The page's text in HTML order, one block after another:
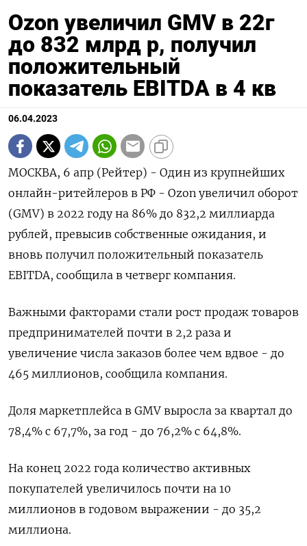
Ozon увеличил GMV в 22г
до 832 млрд р, получил
положительный
показатель EBITDA в 4 кв
06.04.2023
МОСКВА, 6 апр (Рейтер) - Один из крупнейших
онлайн-ритейлеров в РФ - Ozon увеличил оборот
(GMV) в 2022 году на 86% до 832,2 миллиарда
рублей, превысив собственные ожидания, и
вновь получил положительный показатель
EBITDA, сообщила в четверг компания.
Важными факторами стали рост продаж товаров
предпринимателей почти в 2,2 раза и
увеличение числа заказов более чем вдвое - до
465 миллионов, сообщила компания.
Доля маркетплейса в GMV выросла за квартал до
78,4% с 67,7%, за год - до 76,2% с 64,8%.
На конец 2022 года количество активных
покупателей увеличилось почти на 10
миллионов в годовом выражении - до 35,2
миллиона.